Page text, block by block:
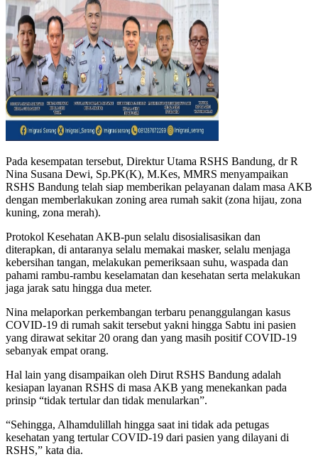
Pada kesempatan tersebut, Direktur Utama RSHS Bandung, dr R
Nina Susana Dewi, Sp.PK(K), M.Kes, MMRS menyampaikan
RSHS Bandung telah siap memberikan pelayanan dalam masa AKB
dengan memberlakukan zoning area rumah sakit (zona hijau, zona
kuning, zona merah).
Protokol Kesehatan AKB-pun selalu disosialisasikan dan
diterapkan, di antaranya selalu memakai masker, selalu menjaga
kebersihan tangan, melakukan pemeriksaan suhu, waspada dan
pahami rambu-rambu keselamatan dan kesehatan serta melakukan
jaga jarak satu hingga dua meter.
Nina melaporkan perkembangan terbaru penanggulangan kasus
COVID-19 di rumah sakit tersebut yakni hingga Sabtu ini pasien
yang dirawat sekitar 20 orang dan yang masih positif COVID-19
sebanyak empat orang.
Hal lain yang disampaikan oleh Dirut RSHS Bandung adalah
kesiapan layanan RSHS di masa AKB yang menekankan pada
prinsip “tidak tertular dan tidak menularkan”.
“Sehingga, Alhamdulillah hingga saat ini tidak ada petugas
kesehatan yang tertular COVID-19 dari pasien yang dilayani di
RSHS,” kata dia.